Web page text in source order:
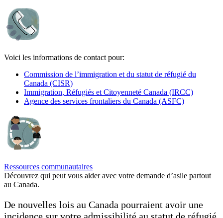
Voici les informations de contact pour:
Commission de l’immigration et du statut de réfugié du
Canada (CISR)
Immigration, Réfugiés et Citoyenneté Canada (IRCC)
Agence des services frontaliers du Canada (ASFC)
Ressources communautaires
Découvrez qui peut vous aider avec votre demande d’asile partout
au Canada.
De nouvelles lois au Canada pourraient avoir une